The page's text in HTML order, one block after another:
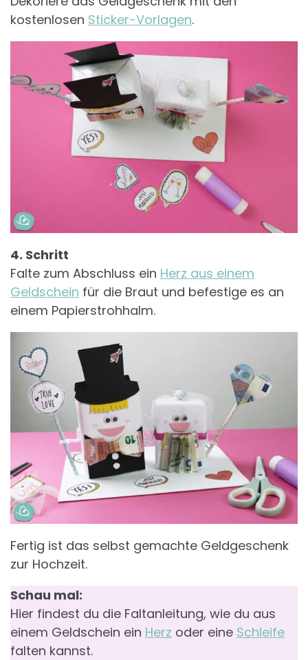
kostenlosen Sticker-Vorlagen.
4. Schritt
Falte zum Abschluss ein Herz aus einem
Geldschein für die Braut und befestige es an
einem Papierstrohhalm.
Fertig ist das selbst gemachte Geldgeschenk
zur Hochzeit.
Schau mal:
Hier findest du die Faltanleitung, wie du aus
einem Geldschein ein Herz oder eine Schleife
falten kannst.